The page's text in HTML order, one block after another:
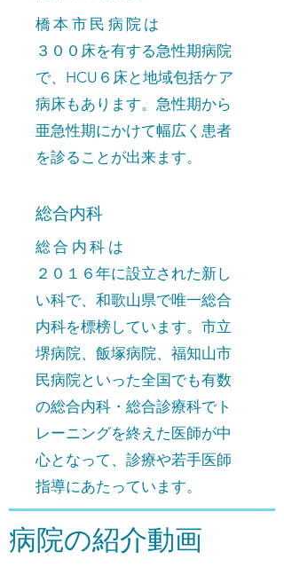
橋本市民病院は
​３００床を有する急性期病院
で、HCU６床と地域包括ケア
病床もあります。急性期から
亜急性期にかけて幅広く患者
を診ることが出来ます。
総合内科
総合内科は
２０１６年に設立された新し
い科で、和歌山県で唯一総合
内科を標榜しています。市立
堺病院、飯塚病院、福知山市
民病院といった全国でも有数
の総合内科・総合診療科でト
レーニングを終えた医師が中
心となって、診療や若手医師
指導にあたっています。
病院の紹介動画